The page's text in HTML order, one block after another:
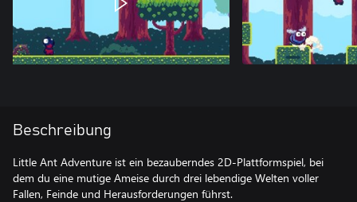
Beschreibung
Little Ant Adventure ist ein bezauberndes 2D-Plattformspiel, bei
dem du eine mutige Ameise durch drei lebendige Welten voller
Fallen, Feinde und Herausforderungen führst.